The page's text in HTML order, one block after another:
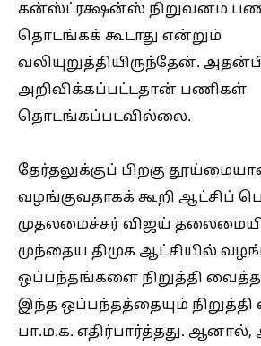
கன்ஸ்ட்ரக்ஷன்ஸ் நிறுவனம்
தொடங்கக் கூடாது என்றும்
வலியுறுத்தியிருந்தேன்.
அறிவிக்கப்பட்டதான் பணிகள்
தொடங்கப்படவில்லை.
தேர்தலுக்குப் பிறகு
வழங்குவதாகக் கூறி ஆட்சிப்
முதலமைச்சர் விஜய்
முந்தைய திமுக ஆட்சியில்
ஒப்பந்தங்களை நிறுத்தி
இந்த ஒப்பந்தத்தையும்
பா.ம.க. எதிர்பார்த்தது. ஆனால்,